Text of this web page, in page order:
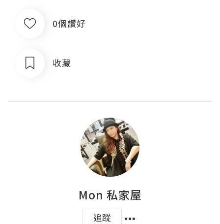
0個讚好
收藏
Mon 私家屋
追蹤